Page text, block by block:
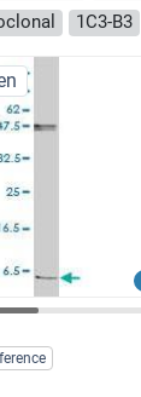
1C3-B3